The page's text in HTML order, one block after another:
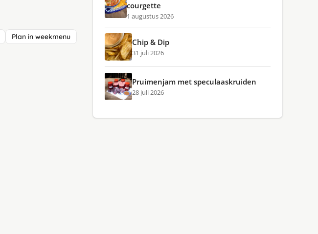
Plan in weekmenu
courgette
1 augustus 2026
Chip & Dip
31 juli 2026
Pruimenjam met speculaaskruiden
28 juli 2026